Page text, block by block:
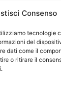
Consenso
tecnologie
del
dati come il
o ritirare il